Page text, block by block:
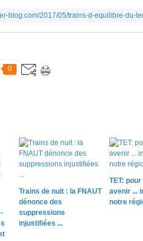
blog.com/2017/05/trains-d-equilibre-du-
0
Trains de nuit : la FNAUT
dénonce des
suppressions
injustifiées ...
TET:
avenir ...
notre